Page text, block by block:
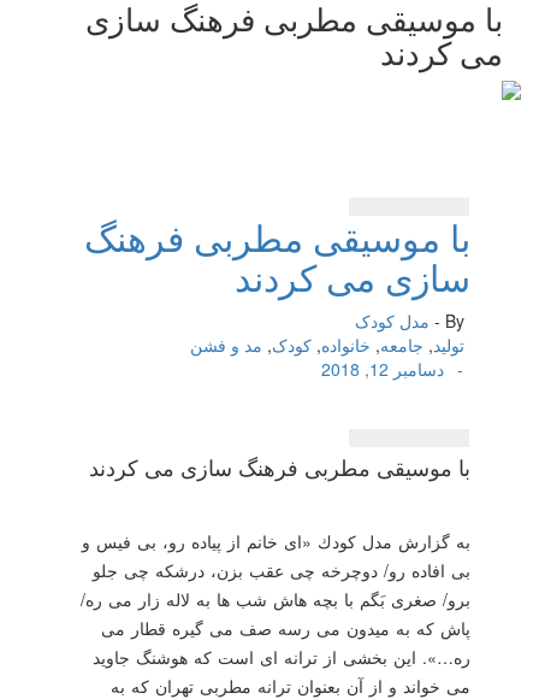
با موسیقی مطربی فرهنگ سازی
می كردند
با موسیقی مطربی فرهنگ
سازی می كردند
By -
مدل کودک
تولید, جامعه, خانواده, کودک, مد و فشن
دسامبر 12, 2018 -
با موسیقی مطربی فرهنگ سازی می كردند
به گزارش مدل كودك «ای خانم از پیاده رو، بی فیس و
بی افاده رو/ دوچرخه چی عقب بزن، درشكه چی جلو
برو/ صغری بَگم با بچه هاش شب ها به لاله زار می ره/
پاش كه به میدون می رسه صف می گیره قطار می
ره…». این بخشی از ترانه ای است كه هوشنگ جاوید
می خواند و از آن بعنوان ترانه مطربی تهران كه به